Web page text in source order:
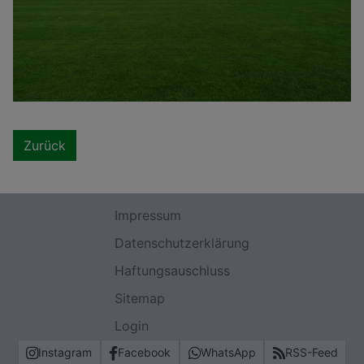
Zurück
Impressum
Datenschutzerklärung
Haftungsauschluss
Sitemap
Login
Instagram Facebook WhatsApp RSS-Feed